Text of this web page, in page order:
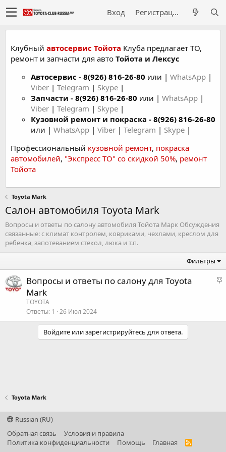
Вход Регистрация
Клубный автосервис Тойота Клуба предлагает ТО,
ремонт и запчасти для авто Тойота и Лексус
Автосервис - 8(926) 816-26-80 или | WhatsApp |
Viber | Telegram | Skype |
Запчасти - 8(926) 816-26-80 или | WhatsApp |
Viber | Telegram | Skype |
Кузовной ремонт и покраска - 8(926) 816-26-80
или | WhatsApp | Viber | Telegram | Skype |
Профессиональный кузовной ремонт, покраска
автомобилей, "Экспресс ТО" со скидкой 50%, ремонт
Тойота
Toyota Mark
Салон автомобиля Toyota Mark
Вопросы и ответы по салону автомобиля Тойота Марк Обсуждения
связанные: с климат контролем, ковриками, чехлами, креслом для
ребенка, запотеванием стекол, люка и т.п.
Фильтры
З
е
Вопросы и ответы по салону для Toyota
Mark
TOYOTA
Ответы 1 26 Июл 2024
Войдите или зарегистрируйтесь для ответа.
Toyota Mark
Russian (RU)
Обратная связь
Условия и правила
Политика конфиденциальности
Помощь Главная
R